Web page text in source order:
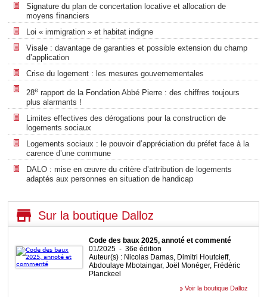
Signature du plan de concertation locative et allocation de
moyens financiers
Loi « immigration » et habitat indigne
Visale : davantage de garanties et possible extension du champ
d’application
Crise du logement : les mesures gouvernementales
28e rapport de la Fondation Abbé Pierre : des chiffres toujours
plus alarmants !
Limites effectives des dérogations pour la construction de
logements sociaux
Logements sociaux : le pouvoir d’appréciation du préfet face à la
carence d’une commune
DALO : mise en œuvre du critère d’attribution de logements
adaptés aux personnes en situation de handicap
Sur la boutique Dalloz
Code des baux 2025, annoté et commenté
01/2025 - 36e édition
Auteur(s) : Nicolas Damas, Dimitri Houtcieff,
Abdoulaye Mbotaingar, Joël Monéger, Frédéric
Planckeel
Voir la boutique Dalloz